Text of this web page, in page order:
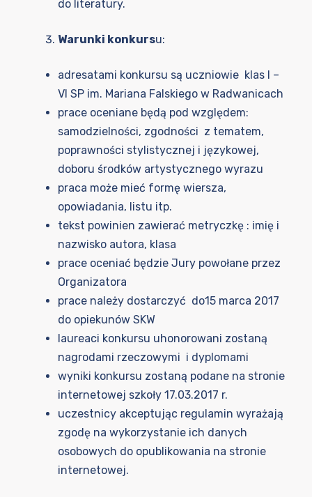
do literatury.
Warunki konkursu:
adresatami konkursu są uczniowie klas I –
VI SP im. Mariana Falskiego w Radwanicach
prace oceniane będą pod względem:
samodzielności, zgodności z tematem,
poprawności stylistycznej i językowej,
doboru środków artystycznego wyrazu
praca może mieć formę wiersza,
opowiadania, listu itp.
tekst powinien zawierać metryczkę : imię i
nazwisko autora, klasa
prace oceniać będzie Jury powołane przez
Organizatora
prace należy dostarczyć do15 marca 2017
do opiekunów SKW
laureaci konkursu uhonorowani zostaną
nagrodami rzeczowymi i dyplomami
wyniki konkursu zostaną podane na stronie
internetowej szkoły 17.03.2017 r.
uczestnicy akceptując regulamin wyrażają
zgodę na wykorzystanie ich danych
osobowych do opublikowania na stronie
internetowej.